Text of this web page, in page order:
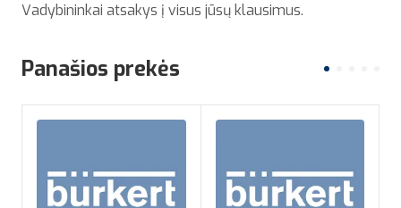
Vadybininkai atsakys į visus jūsų klausimus.
Panašios prekės